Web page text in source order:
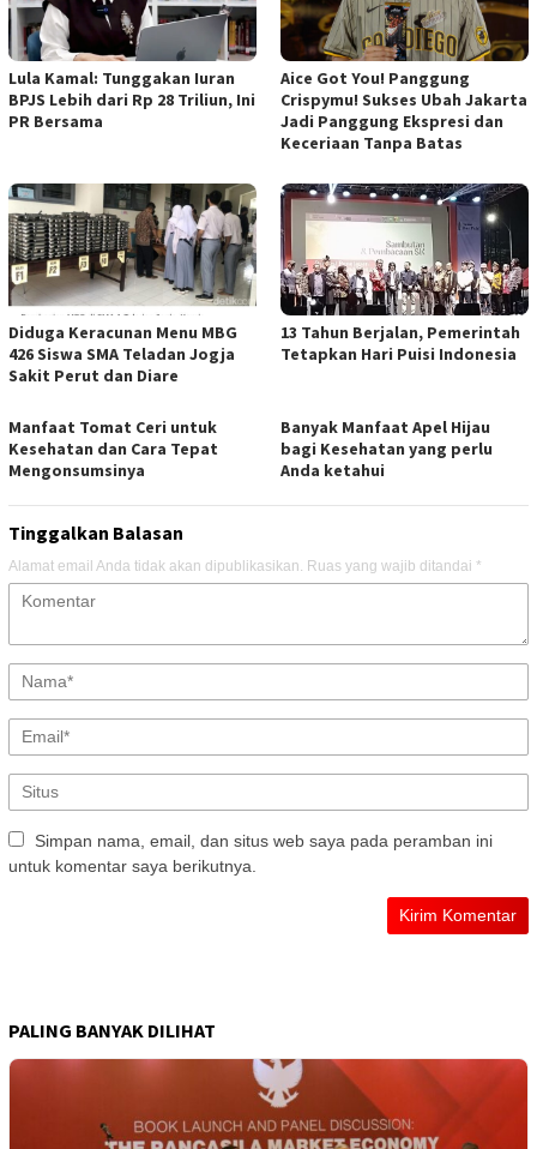
Lula Kamal: Tunggakan Iuran
BPJS Lebih dari Rp 28 Triliun, Ini
PR Bersama
Aice Got You! Panggung
Crispymu! Sukses Ubah Jakarta
Jadi Panggung Ekspresi dan
Keceriaan Tanpa Batas
Diduga Keracunan Menu MBG
426 Siswa SMA Teladan Jogja
Sakit Perut dan Diare
13 Tahun Berjalan, Pemerintah
Tetapkan Hari Puisi Indonesia
Manfaat Tomat Ceri untuk
Kesehatan dan Cara Tepat
Mengonsumsinya
Banyak Manfaat Apel Hijau
bagi Kesehatan yang perlu
Anda ketahui
Tinggalkan Balasan
Alamat email Anda tidak akan dipublikasikan. Ruas yang wajib ditandai *
Simpan nama, email, dan situs web saya pada peramban ini
untuk komentar saya berikutnya.
PALING BANYAK DILIHAT